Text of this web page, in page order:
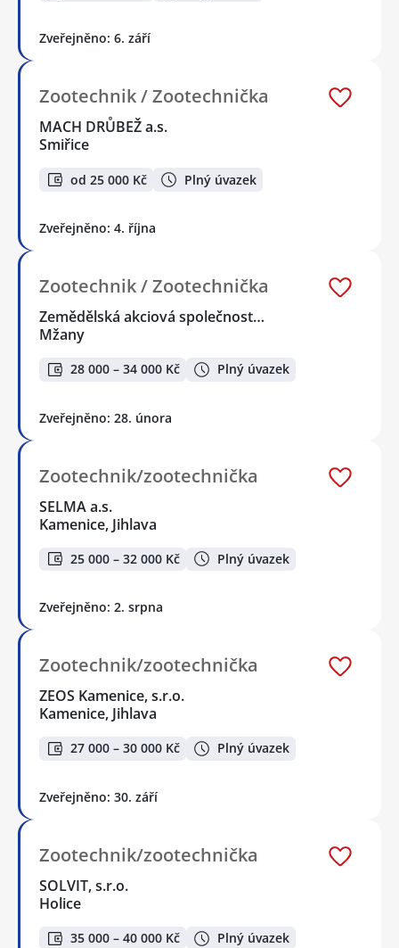
Zveřejněno: 6. září
Zootechnik / Zootechnička
MACH DRŮBEŽ a.s.
Smiřice
od 25 000 Kč Plný úvazek
Zveřejněno: 4. října
Zootechnik / Zootechnička
Zemědělská akciová společnost…
Mžany
28 000 – 34 000 Kč Plný úvazek
Zveřejněno: 28. února
Zootechnik/zootechnička
SELMA a.s.
Kamenice, Jihlava
25 000 – 32 000 Kč Plný úvazek
Zveřejněno: 2. srpna
Zootechnik/zootechnička
ZEOS Kamenice, s.r.o.
Kamenice, Jihlava
27 000 – 30 000 Kč Plný úvazek
Zveřejněno: 30. září
Zootechnik/zootechnička
SOLVIT, s.r.o.
Holice
35 000 – 40 000 Kč Plný úvazek